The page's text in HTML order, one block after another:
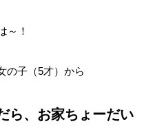
～！
の子（5才）から
ら、お家ちょーだい